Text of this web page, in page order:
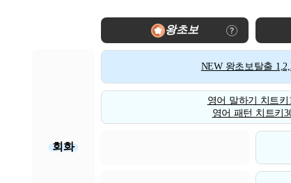
왕초보
회화
NEW 왕초보탈출
영어 말하기 치트키
영어 패턴 치트키